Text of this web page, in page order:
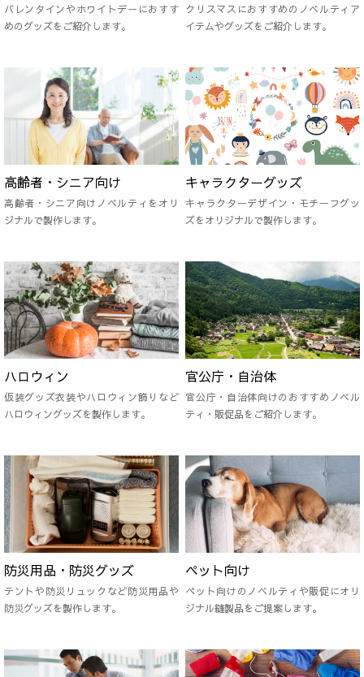
バレンタインやホワイトデーにおすす
めのグッズをご紹介します。
クリスマスにおすすめのノベルティア
イテムやグッズをご紹介します。
高齢者・シニア向け
高齢者・シニア向けノベルティをオリ
ジナルで製作します。
キャラクターグッズ
キャラクターデザイン・モチーフグッ
ズをオリジナルで製作します。
ハロウィン
仮装グッズ衣装やハロウィン飾りなど
ハロウィングッズを製作します。
官公庁・自治体
官公庁・自治体向けのおすすめノベル
ティ・販促品をご紹介します。
防災用品・防災グッズ
テントや防災リュックなど防災用品や
防災グッズを製作します。
ペット向け
ペット向けのノベルティや販促にオリ
ジナル縫製品をご提案します。